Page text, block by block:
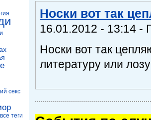
Носки вот так
16.01.2012 - 13:14 -
Носки вот так
литературу или
секс
все теги